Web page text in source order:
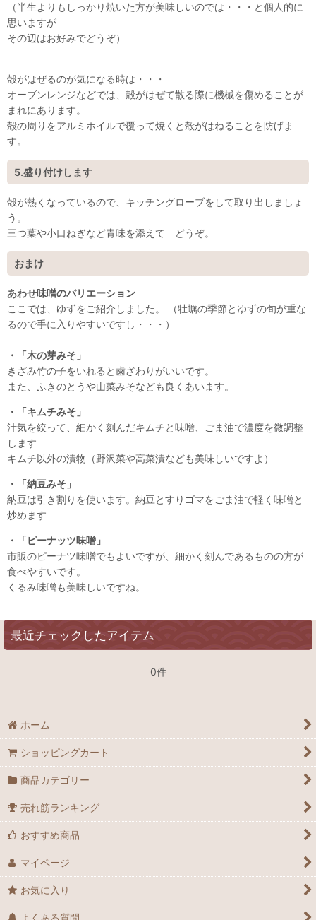
（半生よりもしっかり焼いた方が美味しいのでは・・・と個人的に
思いますが
その辺はお好みでどうぞ）
殻がはぜるのが気になる時は・・・
オーブンレンジなどでは、殻がはぜて散る際に機械を傷めることが
まれにあります。
殻の周りをアルミホイルで覆って焼くと殻がはねることを防げま
す。
5.盛り付けします
殻が熱くなっているので、キッチングローブをして取り出しましょ
う。
三つ葉や小口ねぎなど青味を添えて どうぞ。
おまけ
あわせ味噌のバリエーション
ここでは、ゆずをご紹介しました。 （牡蠣の季節とゆずの旬が重な
るので手に入りやすいですし・・・）
・「木の芽みそ」
きざみ竹の子をいれると歯ざわりがいいです。
また、ふきのとうや山菜みそなども良くあいます。
・「キムチみそ」
汁気を絞って、細かく刻んだキムチと味噌、ごま油で濃度を微調整
します
キムチ以外の漬物（野沢菜や高菜漬なども美味しいですよ）
・「納豆みそ」
納豆は引き割りを使います。納豆とすりゴマをごま油で軽く味噌と
炒めます
・「ピーナッツ味噌」
市販のピーナツ味噌でもよいですが、細かく刻んであるものの方が
食べやすいです。
くるみ味噌も美味しいですね。
最近チェックしたアイテム
0件
ホーム
ショッピングカート
商品カテゴリー
売れ筋ランキング
おすすめ商品
マイページ
お気に入り
よくある質問